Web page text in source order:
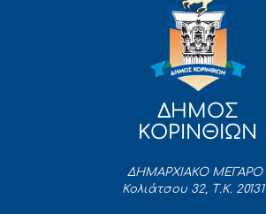
ΔΗΜΟΣ
ΚΟΡΙΝΘΙΩΝ
ΔΗΜΑΡΧΙΑΚΟ ΜΕΓΑΡΟ
Κολιάτσου 32, Τ.Κ. 20131